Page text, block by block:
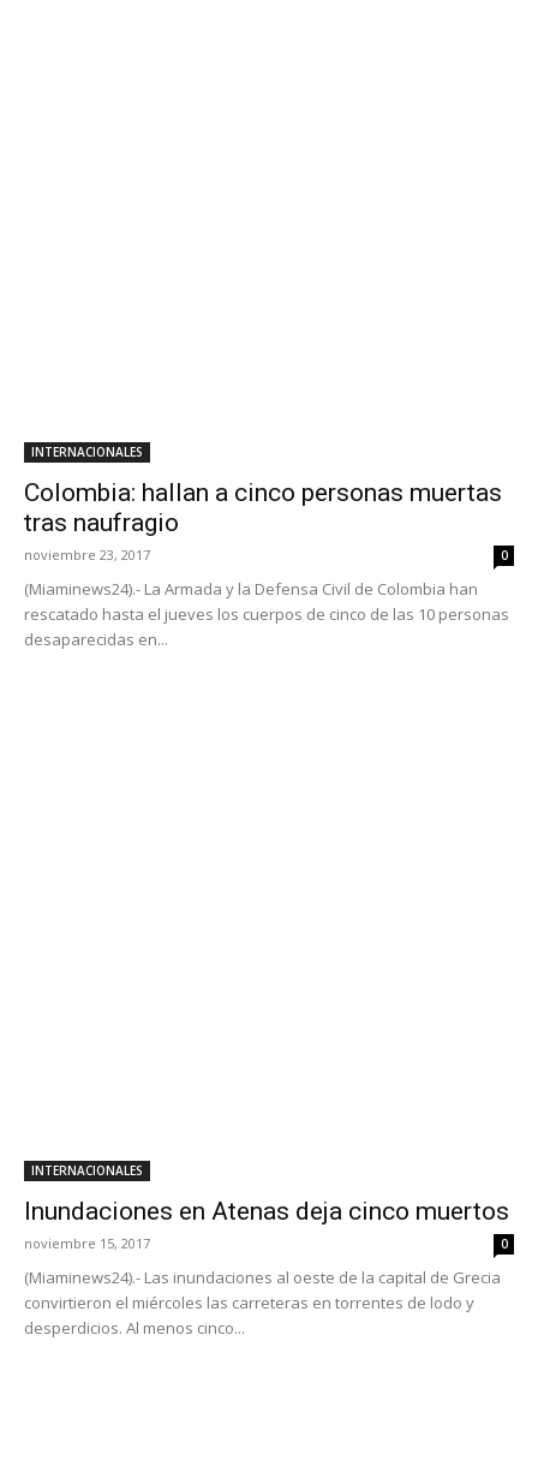
INTERNACIONALES
Colombia: hallan a cinco personas muertas
tras naufragio
noviembre 23, 2017 0
(Miaminews24).- La Armada y la Defensa Civil de Colombia han
rescatado hasta el jueves los cuerpos de cinco de las 10 personas
desaparecidas en...
INTERNACIONALES
Inundaciones en Atenas deja cinco muertos
noviembre 15, 2017 0
(Miaminews24).- Las inundaciones al oeste de la capital de Grecia
convirtieron el miércoles las carreteras en torrentes de lodo y
desperdicios. Al menos cinco...